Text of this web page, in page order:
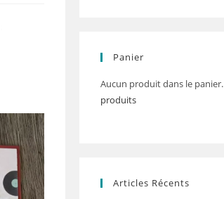
Panier
Aucun produit dans le panier.
produits
Articles Récents